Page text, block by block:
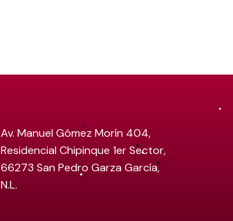
Av. Manuel Gómez Morín 404,
Residencial Chipinque 1er Sector,
66273 San Pedro Garza García,
N.L.